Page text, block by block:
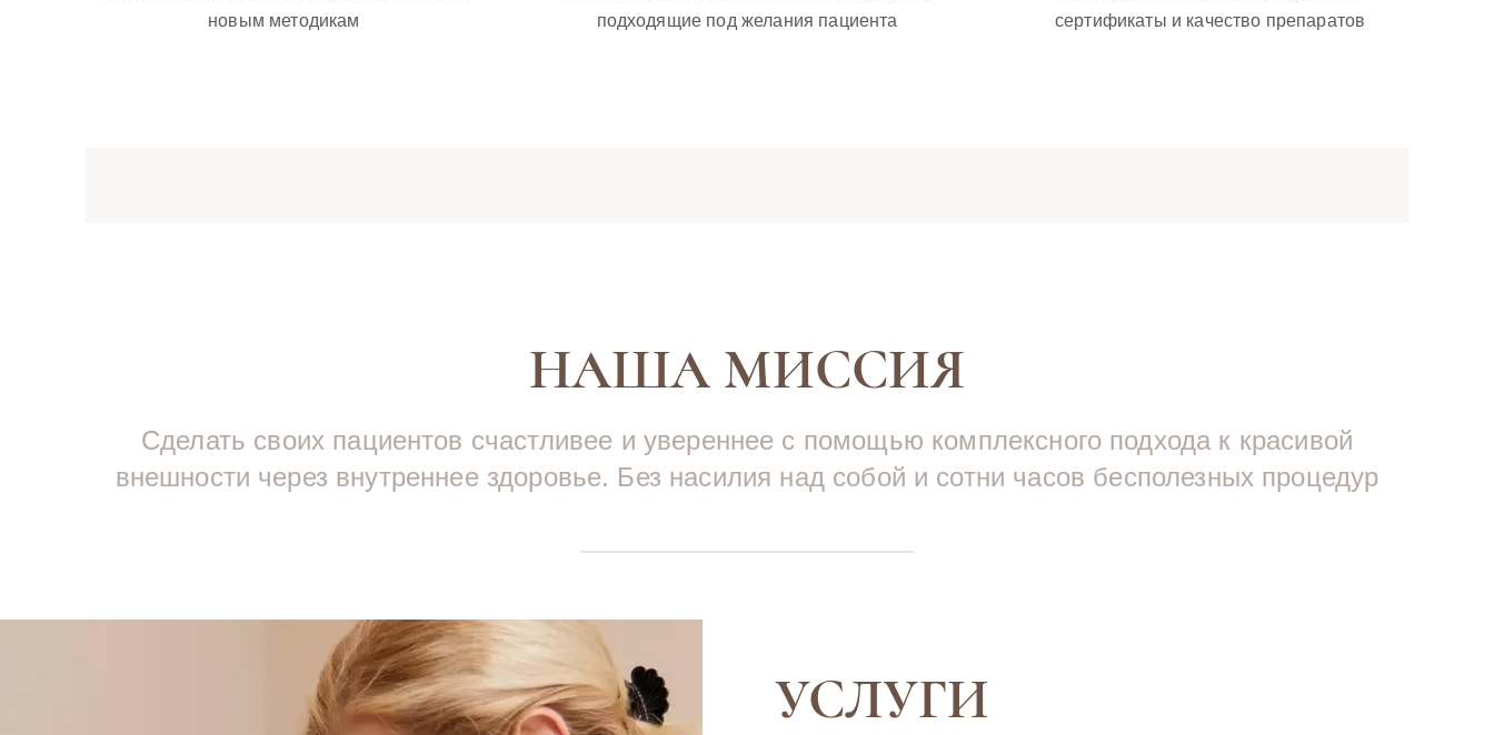
новым методикам
подходящие под желания пациента
сертификаты и качество препаратов
НАША МИССИЯ
Сделать своих пациентов счастливее и увереннее с помощью комплексного подхода к красивой
внешности через внутреннее здоровье. Без насилия над собой и сотни часов бесполезных процедур
УСЛУГИ